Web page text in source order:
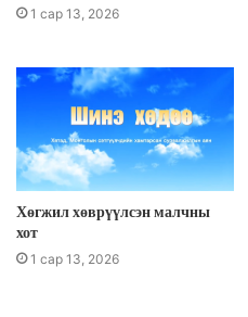
1 сар 13, 2026
Хөгжил хөврүүлсэн малчны
хот
1 сар 13, 2026